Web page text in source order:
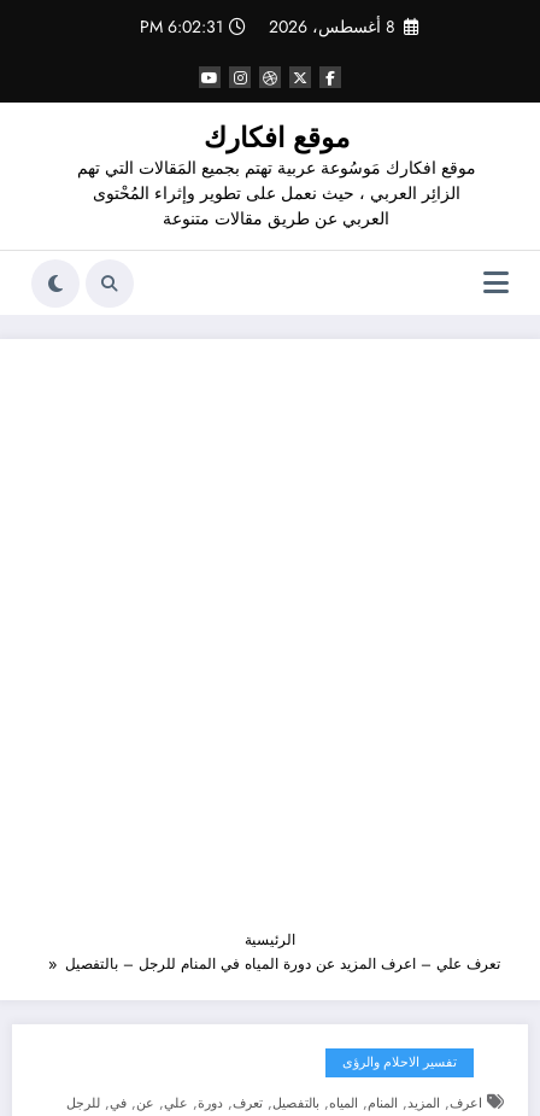
8 أغسطس، 2026 6:02:32 PM
موقع افكارك
موقع افكارك مَوسُوعة عربية تهتم بجميع المَقالات التي تهم
الزائِر العربي ، حيث نعمل على تطوير وإثراء المُحْتوى
العربي عن طريق مقالات متنوعة
الرئيسية
تعرف علي – اعرف المزيد عن دورة المياه في المنام للرجل – بالتفصيل
تفسير الاحلام والرؤى
اعرف, المزيد, المنام, المياه, بالتفصيل, تعرف, دورة, علي, عن, في, للرجل